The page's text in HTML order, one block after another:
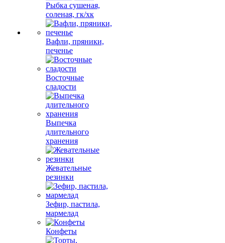
Рыбка сушеная,
соленая, гк/хк
Вафли, пряники,
печенье
Восточные
сладости
Выпечка
длительного
хранения
Жевательные
резинки
Зефир, пастила,
мармелад
Конфеты